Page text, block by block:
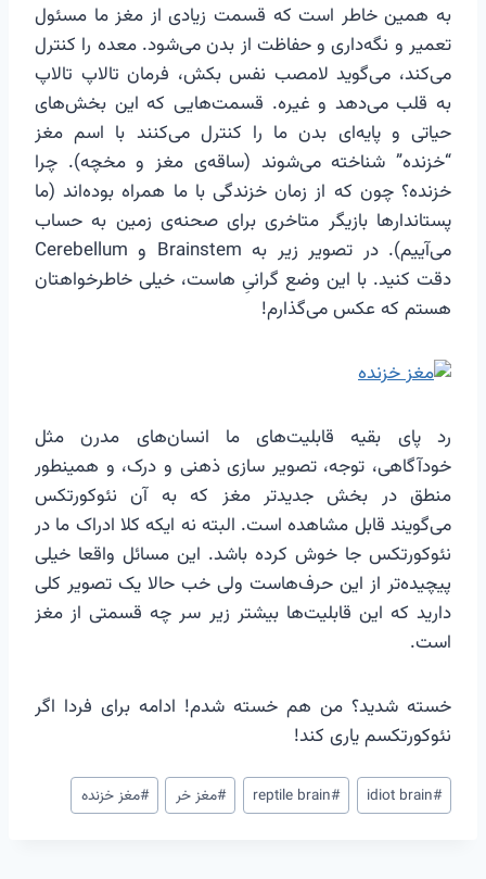
به همین خاطر است که قسمت زیادی از مغز ما مسئول
تعمیر و نگه‌داری و حفاظت از بدن می‌شود. معده را کنترل
می‌کند، می‌گوید لامصب نفس بکش، فرمان تالاپ تالاپ
به قلب می‌دهد و غیره. قسمت‌هایی که این بخش‌های
حیاتی و پایه‌ای بدن ما را کنترل می‌کنند با اسم مغز
“خزنده” شناخته می‌شوند (ساقه‌ی مغز و مخچه). چرا
خزنده؟ چون که از زمان خزندگی با ما همراه بوده‌اند (ما
پستاندارها بازیگر متاخری برای صحنه‌ی زمین به حساب
می‌آییم). در تصویر زیر به Brainstem و Cerebellum
دقت کنید. با این وضع گرانیِ هاست، خیلی خاطرخواهتان
هستم که عکس می‌گذارم!
رد پای بقیه قابلیت‌های ما انسان‌های مدرن مثل
خودآگاهی،‌ توجه، تصویر سازی ذهنی و درک، و همینطور
منطق در بخش جدیدتر مغز که به آن نئوکورتکس
می‌گویند قابل مشاهده است. البته نه ایکه کلا ادراک ما در
نئوکورتکس جا خوش کرده باشد. این مسائل واقعا خیلی
پیچیده‌تر از این حرف‌هاست ولی خب حالا یک تصویر کلی
دارید که این قابلیت‌ها بیشتر زیر سر چه قسمتی از مغز
است.
خسته شدید؟ من هم خسته شدم! ادامه برای فردا اگر
نئوکورتکسم یاری کند!
برچسب‌های
نوشته:
#
idiot brain
#
reptile brain
#مغز خر #مغز خزنده